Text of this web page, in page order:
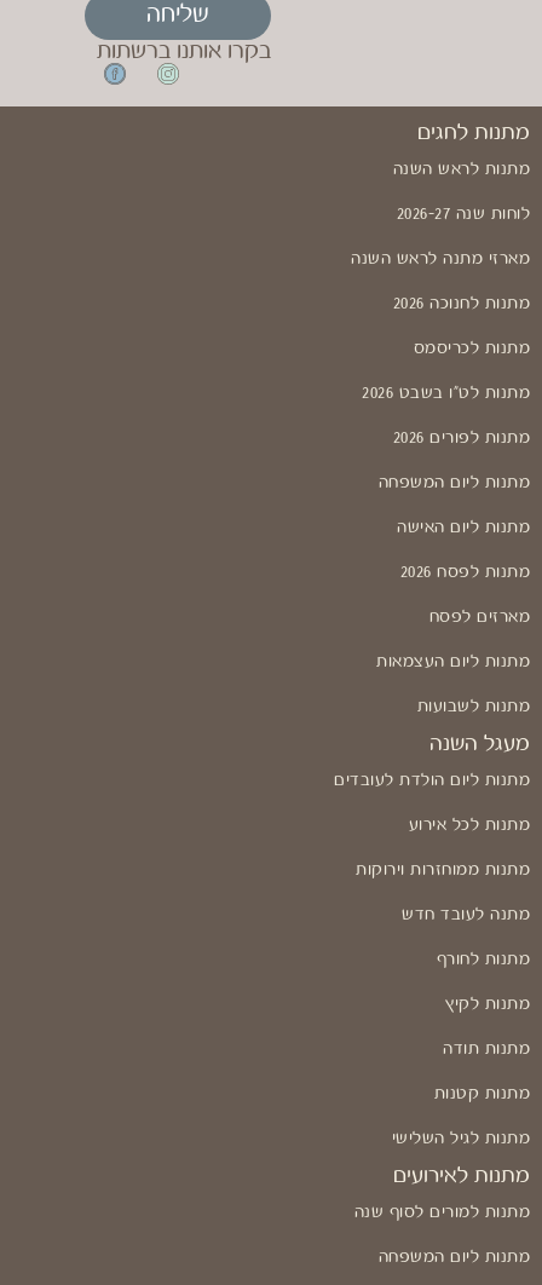
שליחה
בקרו אותנו ברשתות
מתנות לחגים
מתנות לראש השנה
לוחות שנה 2026-27
מארזי מתנה לראש השנה
מתנות לחנוכה 2026
מתנות לכריסמס
מתנות לט"ו בשבט 2026
מתנות לפורים 2026
מתנות ליום המשפחה
מתנות ליום האישה
מתנות לפסח 2026
מארזים לפסח
מתנות ליום העצמאות
מתנות לשבועות
מעגל השנה
מתנות ליום הולדת לעובדים
מתנות לכל אירוע
מתנות ממוחזרות וירוקות
מתנה לעובד חדש
מתנות לחורף
מתנות לקיץ
מתנות תודה
מתנות קטנות
מתנות לגיל השלישי
מתנות לאירועים
מתנות למורים לסוף שנה
מתנות ליום המשפחה